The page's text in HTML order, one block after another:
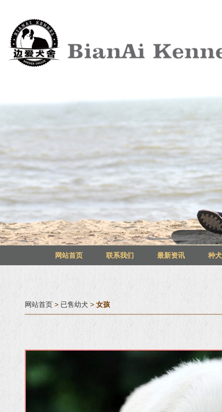
网站首页 联系我们 最新资讯 种
网站首页 > 已售幼犬 > 女孩